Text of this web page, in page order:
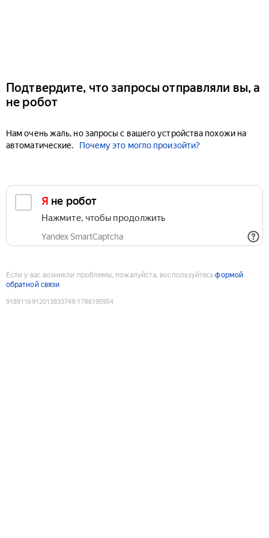
Подтвердите, что запросы отправляли вы, а
не робот
Нам очень жаль, но запросы с вашего устройства похожи на
автоматические.
Почему это могло произойти?
Я не робот
Нажмите, чтобы продолжить
Yandex SmartCaptcha
Если у вас возникли проблемы, пожалуйста, воспользуйтесьформой
обратной связи
9189116912013833749:1786195954